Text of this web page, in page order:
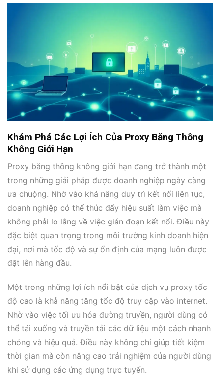
Khám Phá Các Lợi Ích Của Proxy Băng Thông
Không Giới Hạn
Proxy băng thông không giới hạn đang trở thành một
trong những giải pháp được doanh nghiệp ngày càng
ưa chuộng. Nhờ vào khả năng duy trì kết nối liên tục,
doanh nghiệp có thể thúc đẩy hiệu suất làm việc mà
không phải lo lắng về việc gián đoạn kết nối. Điều này
đặc biệt quan trọng trong môi trường kinh doanh hiện
đại, nơi mà tốc độ và sự ổn định của mạng luôn được
đặt lên hàng đầu.
Một trong những lợi ích nổi bật của dịch vụ proxy tốc
độ cao là khả năng tăng tốc độ truy cập vào internet.
Nhờ vào việc tối ưu hóa đường truyền, người dùng có
thể tải xuống và truyền tải các dữ liệu một cách nhanh
chóng và hiệu quả. Điều này không chỉ giúp tiết kiệm
thời gian mà còn nâng cao trải nghiệm của người dùng
khi sử dụng các ứng dụng trực tuyến.